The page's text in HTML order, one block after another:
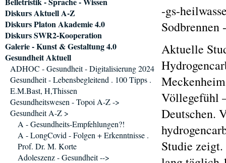
-gs-
Sodbrennen
Aktuelle
Völlegefühl
Deutschen.
Studie
Diskurs Aktuell A-Z
Diskurs Platon Akademie 4.0
Diskurs SWR2-Kooperation
Galerie - Kunst & Gestaltung 4.0
Gesundheit Aktuell
ADHOC - Gesundheit - Digitalisierung 2024
Gesundheit - Lebensbegleitend . 100 Tipps .
E.M.Bast, H,Thissen
Gesundheitswesen - Topoi A-Z ->
Gesundheit A-Z >
A - Gesundheits-Empfehlungen?!
A - LongCovid - Folgen + Erkenntnisse .
Prof. Dr. M. Korte
Adoleszenz - Gesundheit -->